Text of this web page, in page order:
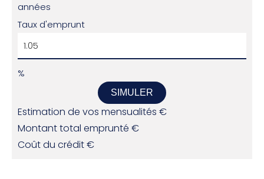
années
Taux d'emprunt
%
SIMULER
Estimation de vos mensualités €
Montant total emprunté €
Coût du crédit€